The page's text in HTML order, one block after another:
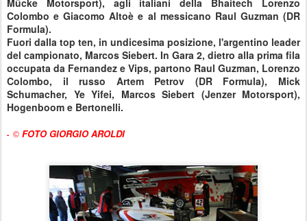
Colombo e Giacomo Altoè e al messicano Raul Guzman (DR
Formula).
Fuori dalla top ten, in undicesima posizione, l'argentino leader
del campionato, Marcos Siebert. In Gara 2, dietro alla prima fila
occupata da Fernandez e Vips, partono Raul Guzman, Lorenzo
Colombo, il russo Artem Petrov (DR Formula), Mick
Schumacher, Ye Yifei, Marcos Siebert (Jenzer Motorsport),
Hogenboom e Bertonelli.
- © FOTO GIORGIO AROLDI